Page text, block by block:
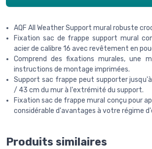
AQF All Weather Support mural robuste
Fixation sac de frappe support mural
acier de calibre 16 avec revêtement en
Comprend des fixations murales, une
instructions de montage imprimées.
Support sac frappe peut supporter
/ 43 cm du mur à l'extrémité du support.
Fixation sac de frappe mural conçu pour
considérable d'avantages à votre régime
Produits similaires